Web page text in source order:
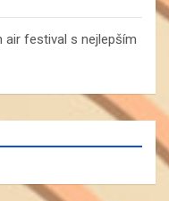
air festival s nejlepším